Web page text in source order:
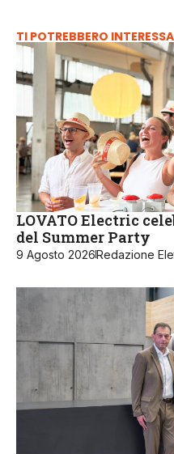
TI POTREBBERO
LOVATO Electric
del Summer Party
9 Agosto 2026Redazione